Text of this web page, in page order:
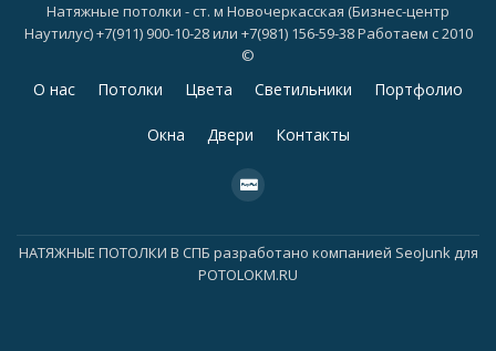
Натяжные потолки - ст. м Новочеркасская (Бизнес-центр
Наутилус) +7(911) 900-10-28 или +7(981) 156-59-38 Работаем с 2010
©
Дополнительное
О нас Потолки Цвета Светильники Портфолио
Окна Двери Контакты
fa-
cc-
НАТЯЖНЫЕ ПОТОЛКИ В СПБ разработано компанией SeoJunk для
POTOLOKM.RU